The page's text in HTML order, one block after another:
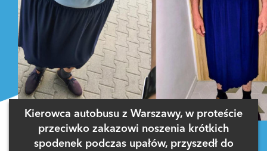
Kierowca autobusu z Warszawy, w proteście
przeciwko zakazowi noszenia krótkich
spodenek podczas upałów, przyszedł do